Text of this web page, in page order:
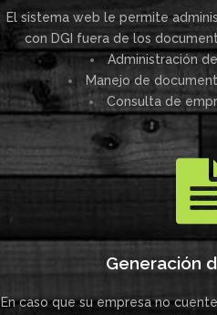
El sistema web le permite
con DGI fuera de los
Administración
Manejo de
Consulta de
Generación
En caso que su empresa no